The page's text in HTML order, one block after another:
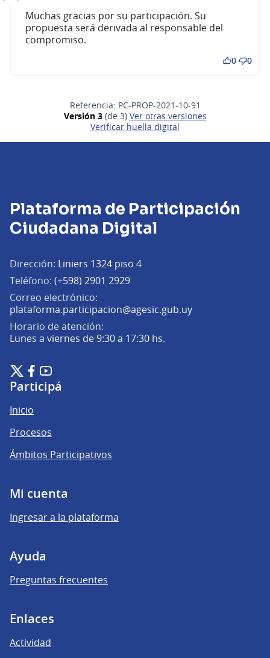
Muchas gracias por su participación. Su
propuesta será derivada al responsable del
compromiso.
0 0
Referencia: PC-PROP-2021-10-91
Versión 3(de 3)
ver otras versiones
Verificar huella digital
Plataforma de Participación
Ciudadana Digital
Dirección: Liniers 1324 piso 4
Teléfono: (+598) 2901 2929
Correo electrónico:
plataforma.participacion@agesic.gub.uy(Abrir en una
Horario de atención:
Lunes a viernes de 9:30 a 17:30 hs.
Plataforma de Participación Ciudadana Digital en X
(Enlace externo)
Plataforma de Participación Ciudadana Digital en Facebook
(Enlace externo)
Plataforma de Participación Ciudadana Digital en
(Enlace externo)
Participá
Inicio
Procesos
Ámbitos Participativos
Mi cuenta
Ingresar a la plataforma
Ayuda
Preguntas frecuentes
Enlaces
Actividad